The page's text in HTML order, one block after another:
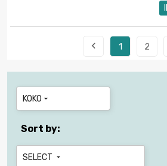
 1 2
KOKO 
Sort by:
SELECT 